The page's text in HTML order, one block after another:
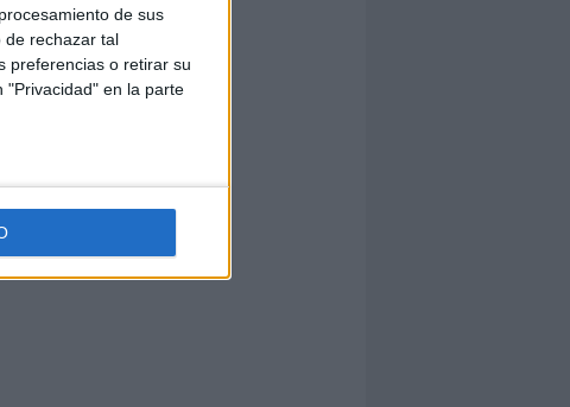
de sus
de rechazar tal
preferencias o retirar su
"Privacidad" en la parte